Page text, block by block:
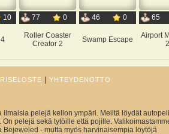
10 77 0
Roller Coaster
Creator 2
46 0
Swamp Escape
65
Airport
2
YHTEYDENOTTO
ilmaisia pelejä kellon ympäri. Meiltä löydät
pelejä sekä tytöille että pojille.
Bejeweled - mutta myös harvinaisempia löytöjä